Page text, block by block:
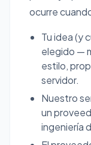
ocurre
Tu idea (y
elegido —
estilo,
servidor.
Nuestro
un
ingeniería